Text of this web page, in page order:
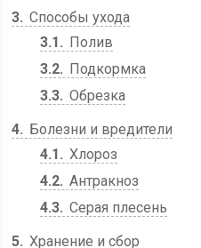
3 Способы ухода
3.1
Полив
3.2
Подкормка
3.3 Обрезка
4
Болезни и вредители
4.1
Хлороз
4.2 Антракноз
4.3 Серая плесень
5 Хранение и сбор